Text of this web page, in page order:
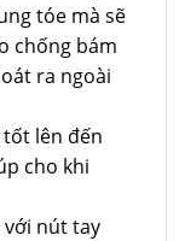
tóe mà sẽ
chống bám
ra ngoài
lên đến
cho khi
nút tay